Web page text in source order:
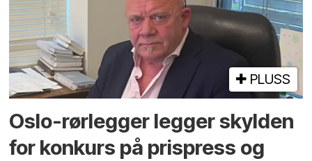
PLUSS
Oslo-rørlegger legger skylden
for konkurs på prispress og